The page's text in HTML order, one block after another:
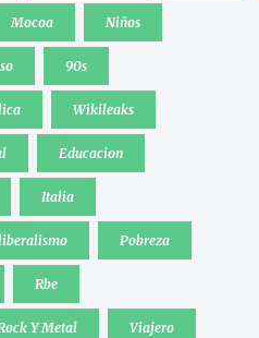
Mocoa Niños
90s
Wikileaks
Educacion
Italia
Pobreza
Rbe
Y Metal Viajero